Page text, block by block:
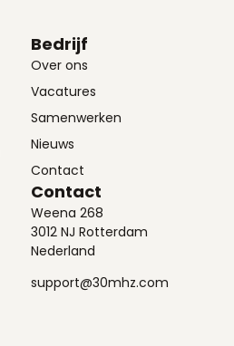
Bedrijf
Over ons
Vacatures
Samenwerken
Nieuws
Contact
Contact
Weena 268
3012 NJ Rotterdam
Nederland
support@30mhz.com